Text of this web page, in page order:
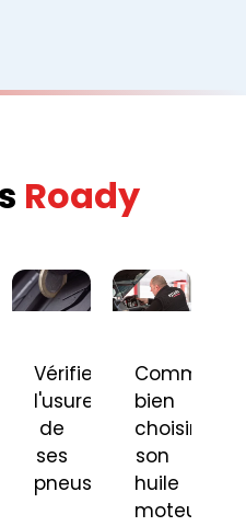
Roady
Vérifier
l'usure
de
ses
pneus
Comment
bien
choisir
son
huile
moteur